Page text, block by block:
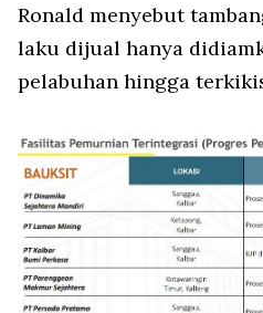
Ronald menyebut
laku dijual hanya
pelabuhan hingga